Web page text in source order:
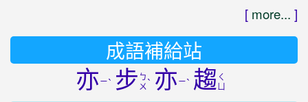
[ more... ]
成語補給站
亦 ㄧˋ 步 ㄅ
ㄨˋ 亦 ㄧˋ 趨 ㄑ
ㄩ